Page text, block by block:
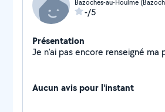
-/5
Présentation
Aucun avis pour l'instant